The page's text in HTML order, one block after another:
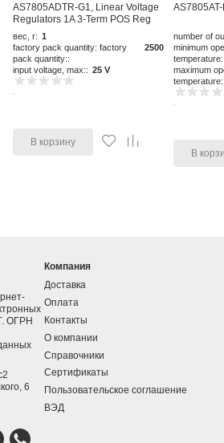
AS7805ADTR-G1, Linear Voltage
Regulators 1A 3-Term POS Reg
Output 1A
вес, г: 1
factory pack quantity: factory
pack quantity::
2500
input voltage, max:: 25 V
В корзину
AS7805AT-
number of
minimum
temperature:
maximum
temperature:
В
ОГРН
6
Компания
Доставка
Оплата
Контакты
О компании
Справочники
Сертификаты
Пользовательское соглашение
ВЭД